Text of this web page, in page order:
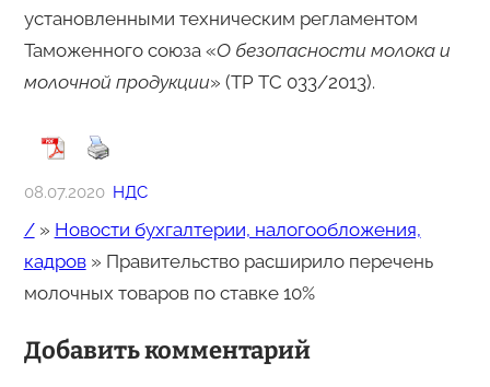
установленными техническим регламентом
Таможенного союза «О безопасности молока и
молочной продукции» (ТР ТС 033/2013).
08.07.2020 НДС
/» Новости бухгалтерии, налогообложения,
кадров» Правительство расширило перечень
молочных товаров по ставке 10%
Добавить комментарий